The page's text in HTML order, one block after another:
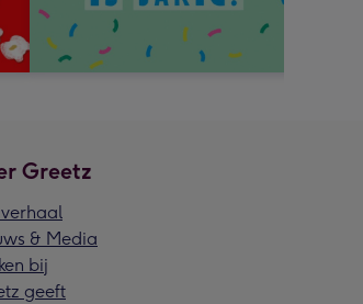
Greetz
& Media
bij
geeft